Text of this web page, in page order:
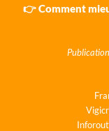
👉 Comment